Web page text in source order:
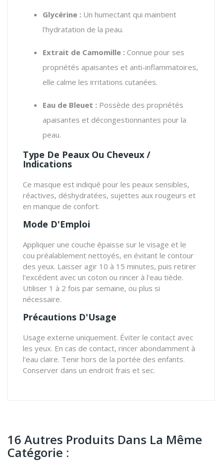
Glycérine : Un humectant qui maintient
l'hydratation de la peau.
Extrait de Camomille : Connue pour ses
propriétés apaisantes et anti-inflammatoires,
elle calme les irritations cutanées.
Eau de Bleuet : Possède des propriétés
apaisantes et décongestionnantes pour la
peau.
Type De Peaux Ou Cheveux /
Indications
Ce masque est indiqué pour les peaux sensibles,
réactives, déshydratées, sujettes aux rougeurs et
en manque de confort.
Mode D'Emploi
Appliquer une couche épaisse sur le visage et le
cou préalablement nettoyés, en évitant le contour
des yeux. Laisser agir 10 à 15 minutes, puis retirer
l'excédent avec un coton ou rincer à l'eau tiède.
Utiliser 1 à 2 fois par semaine, ou plus si
nécessaire.
Précautions D'Usage
Usage externe uniquement. Éviter le contact avec
les yeux. En cas de contact, rincer abondamment à
l'eau claire. Tenir hors de la portée des enfants.
Conserver dans un endroit frais et sec.
16 Autres Produits Dans La Même
Catégorie :